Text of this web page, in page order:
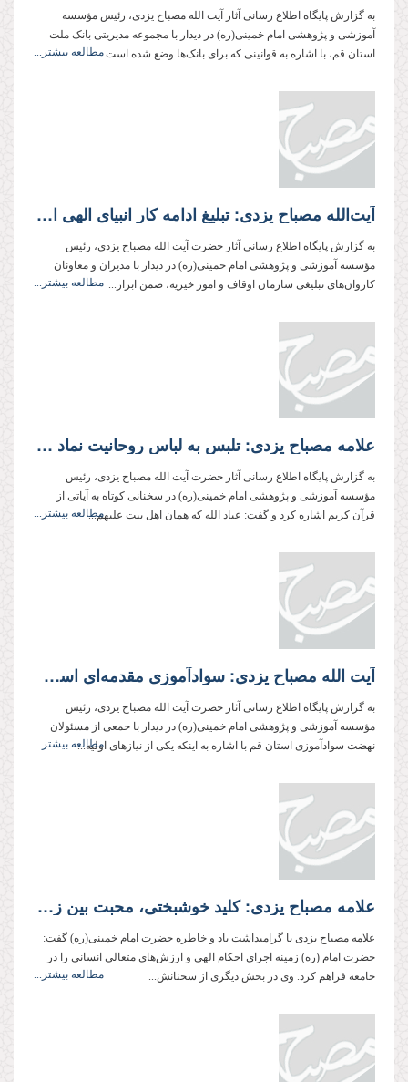
به گزارش پایگاه اطلاع رسانی آثار آیت الله مصباح یزدی، رئیس مؤسسه
آموزشی و پژوهشی امام خمینی(ره) در دیدار با مجموعه مدیریتی بانک ملت
استان قم، با اشاره به قوانینی که برای بانک‌ها وضع شده است...مطالعه بیشتر...
آیت‌‌‌الله مصباح یزدی: تبلیغ ادامه کار انبیای الهی است
به گزارش پایگاه اطلاع رسانی آثار حضرت آیت الله مصباح یزدی، رئیس
مؤسسه آموزشی و پژوهشی امام خمینی(ره) در دیدار با مدیران و معاونان
کاروان‌های تبلیغی سازمان اوقاف و امور خیریه، ضمن ابراز... مطالعه بیشتر...
علامه مصباح یزدی: تلبس به لباس روحانیت نماد ارتباط با اهل‌بیت علیهم‌السلام است
به گزارش پایگاه اطلاع رسانی آثار حضرت آیت الله مصباح یزدی، رئیس
مؤسسه آموزشی و پژوهشی امام خمینی(ره) در سخنانی کوتاه به آیاتی از
قرآن کریم اشاره کرد و گفت: عباد الله که همان اهل بیت علیهم‌...مطالعه بیشتر...
آیت الله مصباح یزدی: سوادآموزی مقدمه‌ای است برای درك معارف اهل بیت علیهم‌السلام، و محتوای درس‌ها باید در جهت رشد اخلاقی و معنوی افراد تهیه شود.
به گزارش پایگاه اطلاع رسانی آثار حضرت آیت الله مصباح یزدی، رئیس
مؤسسه آموزشی و پژوهشی امام خمینی(ره) در دیدار با جمعی از مسئولان
نهضت سوادآموزی استان قم با اشاره به اینکه یکی از نیازهای اولیه...مطالعه بیشتر...
علامه مصباح یزدی: کلید خوشبختی، محبت بین زن و شوهر است
علامه مصباح یزدی با گرامیداشت یاد و خاطره حضرت امام خمینی(ره) گفت:
حضرت امام (ره) زمینه اجرای احکام الهی و ارزش‌ها‌ی متعالی انسانی را در
جامعه فراهم کرد. وی در بخش دیگری از سخنانش...
مطالعه بیشتر...